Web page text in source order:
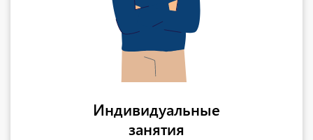
Индивидуальные
занятия